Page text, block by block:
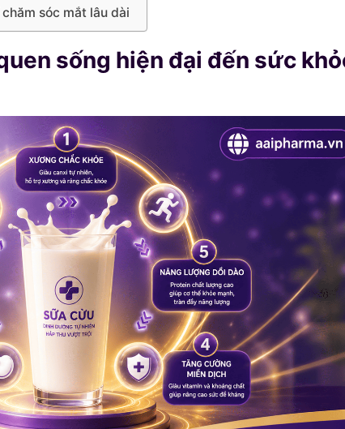
sóc mắt lâu dài
sống hiện đại đến sức